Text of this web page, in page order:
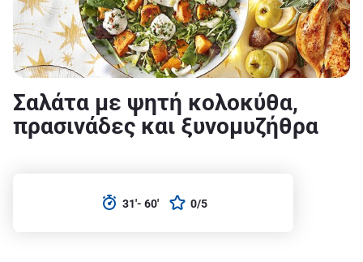
Σαλάτα με ψητή κολοκύθα,
πρασινάδες και ξυνομυζήθρα
31'- 60' 0/5